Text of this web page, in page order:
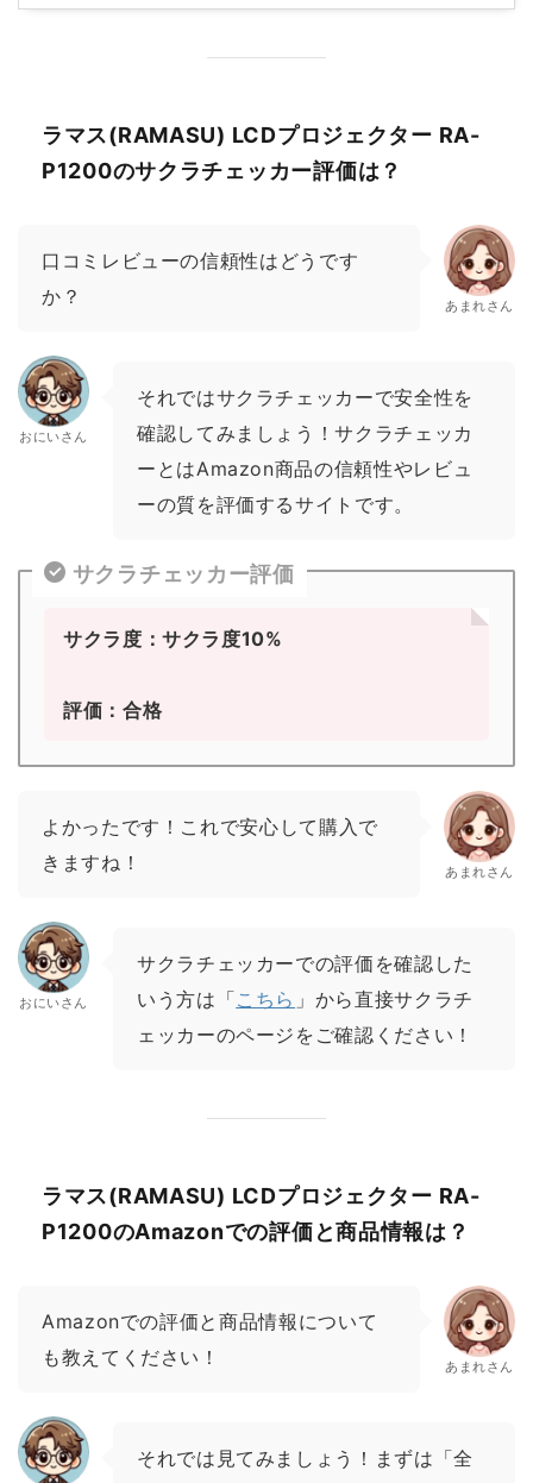
ラマス(RAMASU) LCDプロジェクター RA-
P1200のサクラチェッカー評価は？
口コミレビューの信頼性はどうです
か？
あまれさん
おにいさん
それではサクラチェッカーで安全性を
確認してみましょう！サクラチェッカ
ーとはAmazon商品の信頼性やレビュ
ーの質を評価するサイトです。
サクラチェッカー評価
サクラ度：サクラ度10%
評価：合格
よかったです！これで安心して購入で
きますね！
あまれさん
おにいさん
サクラチェッカーでの評価を確認した
いう方は「こちら 」から直接サクラチ
ェッカーのページをご確認ください！
ラマス(RAMASU) LCDプロジェクター RA-
P1200のAmazonでの評価と商品情報は？
Amazonでの評価と商品情報について
も教えてください！
あまれさん
それでは見てみましょう！まずは「全